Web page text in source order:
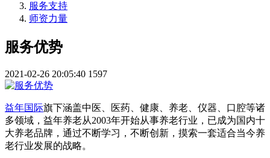
服务支持
师资力量
服务优势
2021-02-26 20:05:40 1597
益年国际旗下涵盖中医、医药、健康、养老、仪器、口腔等诸
多领域，益年养老从2003年开始从事养老行业，已成为国内十
大养老品牌，通过不断学习，不断创新，摸索一套适合当今养
老行业发展的战略。